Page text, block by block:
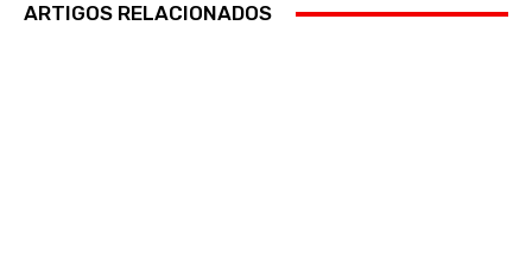
ARTIGOS RELACIONADOS